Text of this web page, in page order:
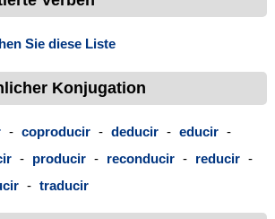
Sie diese Liste
Konjugation
- coproducir - deducir - educir -
- producir - reconducir - reducir -
- traducir